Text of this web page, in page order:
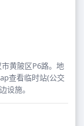
黄陂区P6路。地
查看临时站(公交
设施。